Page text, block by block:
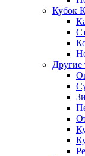
Кубок
Другие